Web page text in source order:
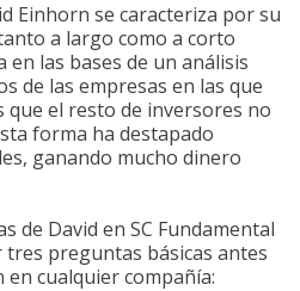
Einhorn se caracteriza por su
a largo como a corto
en las bases de un análisis
de las empresas en las que
que el resto de inversores no
forma ha destapado
ganando mucho dinero
de David en SC Fundamental
preguntas básicas antes
cualquier compañía: